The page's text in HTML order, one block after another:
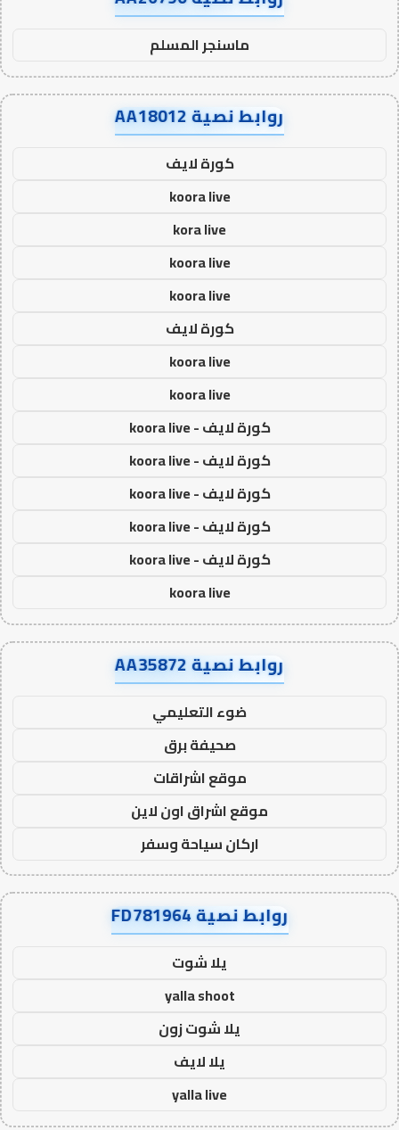
ماسنجر المسلم
روابط نصية AA18012
كورة لايف
koora live
kora live
koora live
koora live
كورة لايف
koora live
koora live
كورة لايف - koora live
كورة لايف - koora live
كورة لايف - koora live
كورة لايف - koora live
كورة لايف - koora live
koora live
روابط نصية AA35872
ضوء التعليمي
صحيفة برق
موقع اشراقات
موقع اشراق اون لاين
اركان سياحة وسفر
روابط نصية FD781964
يلا شوت
yalla shoot
يلا شوت زون
يلا لايف
yalla live